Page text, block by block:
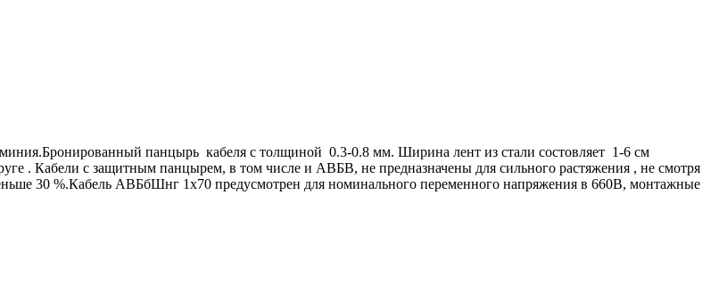
панцырь кабеля с толщиной 0.3-0.8 мм. Ширина лент из стали состовляет 1-6 см
. Кабели с защитным панцырем, в том числе и АВБВ, не предназначены для сильного растяжения , не смотря
30 %.Кабель АВБбШнг 1х70 предусмотрен для номинального переменного напряжения в 660В, монтажные